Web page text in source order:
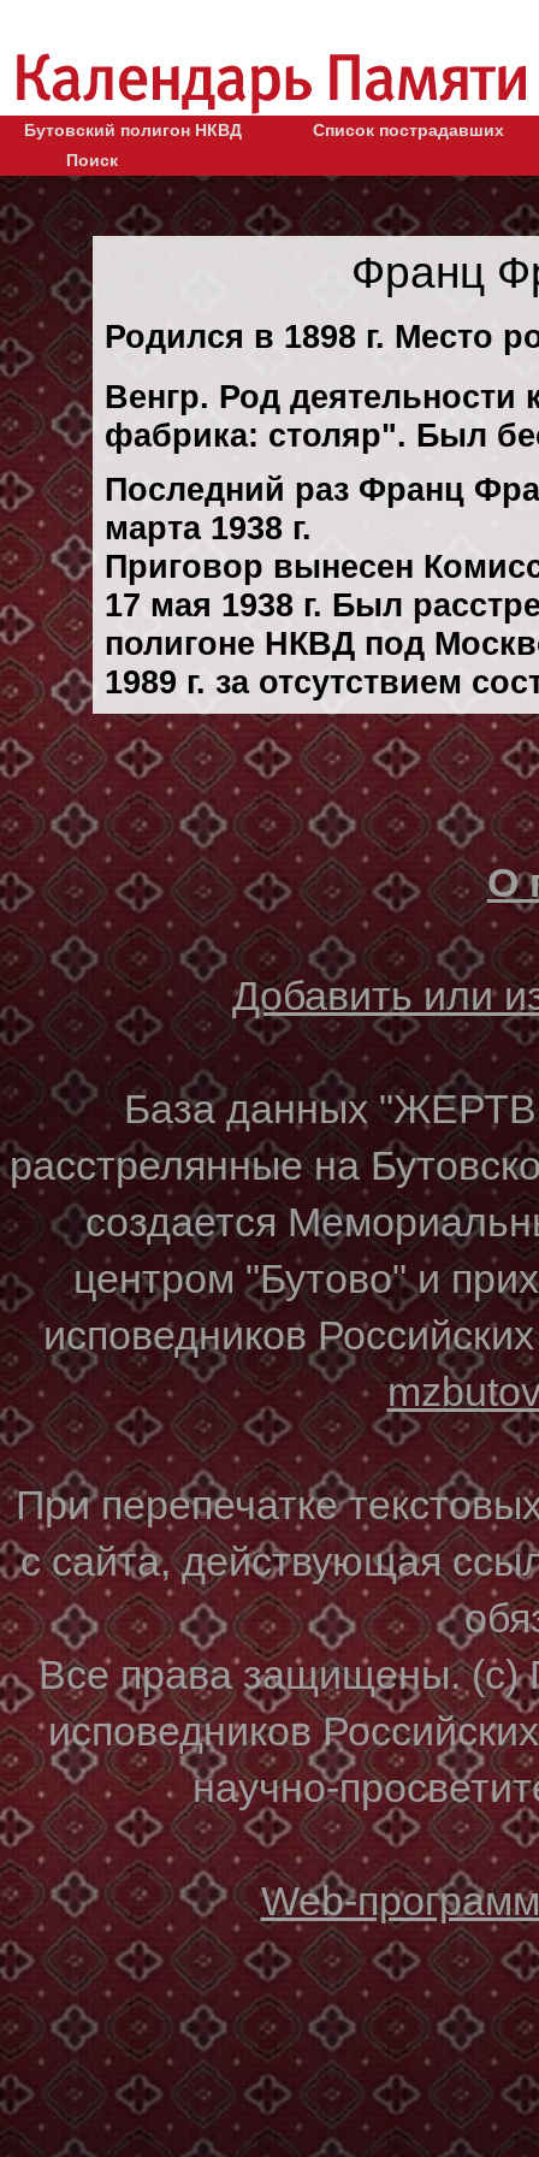
Бутовский полигон НКВД
Список пострадавших
Поиск
Франц
Родился в 1898 г. Место
Венгр. Род деятельности
фабрика: столяр". Был
Последний раз Франц
марта 1938 г.
Приговор вынесен
17 мая 1938 г. Был
полигоне НКВД под
1989 г. за отсутствием
О
Добавить или
База данных
расстрелянные на
создается
центром "Бутово" и
исповедников
При перепечатке
с сайта, действующая
Все права защищены. (с)
исповедников
научно-
Web-